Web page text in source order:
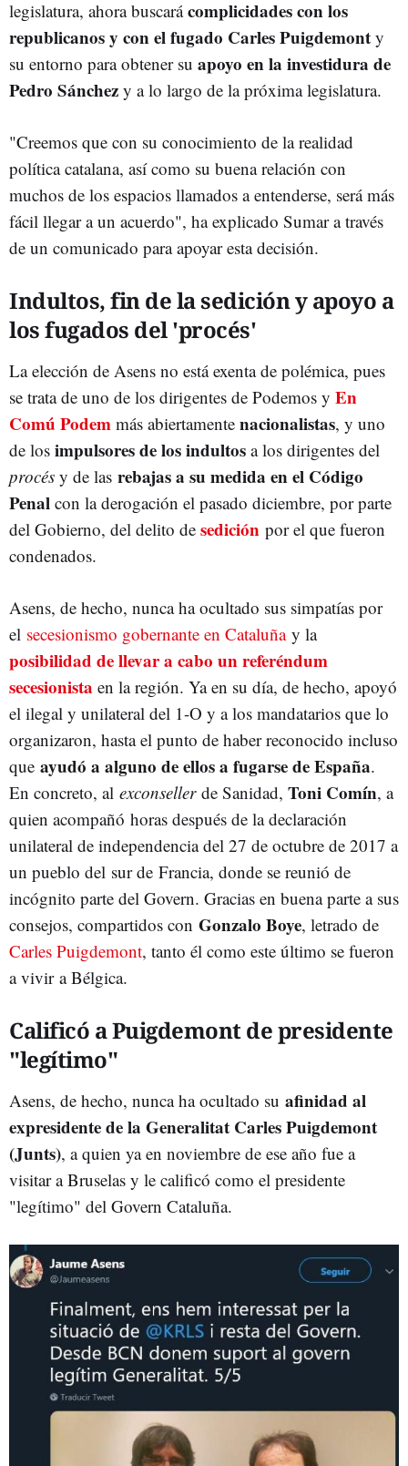
legislatura, ahora buscarácomplicidades con los
republicanos y con el fugado Carles Puigdemont y
su entorno para obtener su apoyo en la investidura de
Pedro Sánchez y a lo largo de la próxima legislatura.
"Creemos que con su conocimiento de la realidad
política catalana, así como su buena relación con
muchos de los espacios llamados a entenderse, será más
fácil llegar a un acuerdo", ha explicado Sumar a través
de un comunicado para apoyar esta decisión.
Indultos, fin de la sedición y apoyo a
los fugados del 'procés'
La elección de Asens no está exenta de polémica, pues
se trata de uno de los dirigentes de Podemos y En
Comú Podem más abiertamente nacionalistas, y uno
de los impulsores de los indultos a los dirigentes del
procés y de las rebajas a su medida en el Código
Penal con la derogación el pasado diciembre, por parte
del Gobierno, del delito de sedición por el que fueron
condenados.
Asens, de hecho, nunca ha ocultado sus simpatías por
el secesionismo gobernante en Cataluñay la
posibilidad de llevar a cabo un referéndum
secesionista en la región. Ya en su día, de hecho, apoyó
el ilegal y unilateral del 1-O y a los mandatarios que lo
organizaron, hasta el punto de haber reconocido incluso
que ayudó a alguno de ellos a fugarse de España.
En concreto, al exconseller de Sanidad, Toni Comín, a
quien acompañó horas después de la declaración
unilateral de independencia del 27 de octubre de 2017 a
un pueblo del sur de Francia, donde se reunió de
incógnito parte del Govern. Gracias en buena parte a sus
consejos, compartidos con Gonzalo Boye, letrado de
Carles Puigdemont, tanto él como este último se fueron
a vivir a Bélgica.
Calificó a Puigdemont de presidente
"legítimo"
Asens, de hecho, nunca ha ocultado su afinidad al
expresidente de la Generalitat Carles Puigdemont
(Junts), a quien ya en noviembre de ese año fue a
visitar a Bruselas y le calificó como el presidente
"legítimo" del Govern Cataluña.